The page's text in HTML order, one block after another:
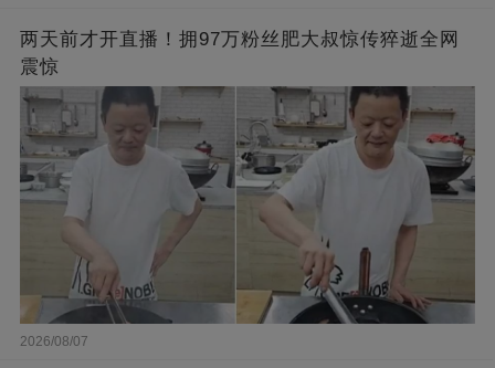
两天前才开直播！拥97万粉丝肥大叔惊传猝逝全网
震惊
2026/08/07